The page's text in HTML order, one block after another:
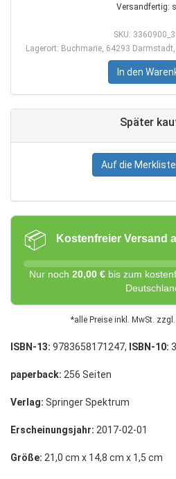
Versandfertig:
SKU:
Lagerort: Buchmarie, 64293
In den
Später
Auf die
📦 Kostenfreier Versand
Nur noch 20,00 € bis zum
*alle Preise inkl. MwSt. zzgl.
ISBN-13: 9783658171247, ISBN-10:
paperback: 256 Seiten
Verlag: Springer Spektrum
Erscheinungsjahr: 2017-02-01
Größe: 21,0 cm x 14,8 cm x 1,5 cm